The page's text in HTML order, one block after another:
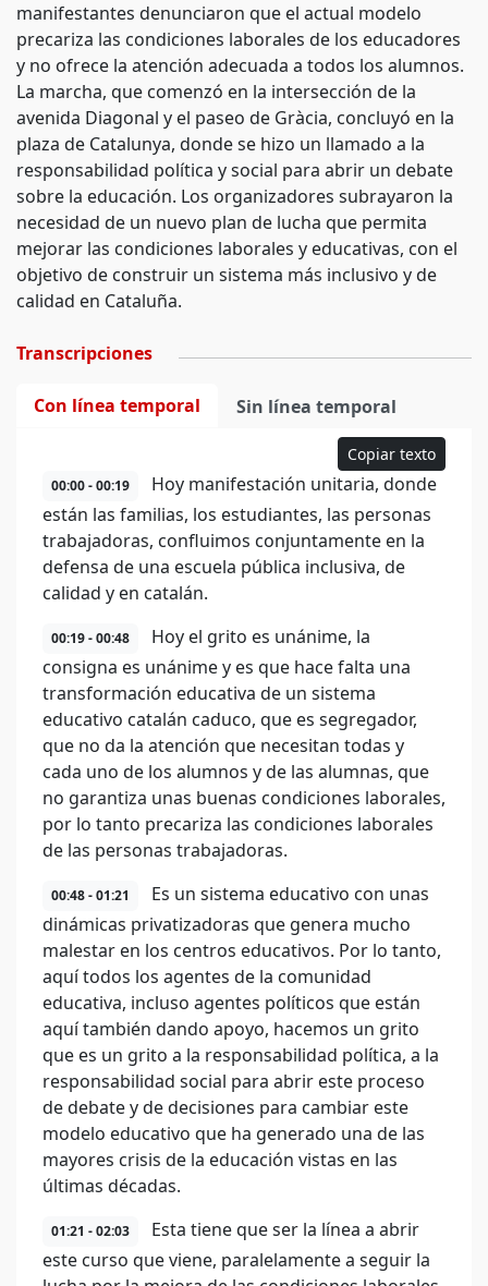
manifestantes denunciaron que el actual modelo
precariza las condiciones laborales de los educadores
y no ofrece la atención adecuada a todos los alumnos.
La marcha, que comenzó en la intersección de la
avenida Diagonal y el paseo de Gràcia, concluyó en la
plaza de Catalunya, donde se hizo un llamado a la
responsabilidad política y social para abrir un debate
sobre la educación. Los organizadores subrayaron la
necesidad de un nuevo plan de lucha que permita
mejorar las condiciones laborales y educativas, con el
objetivo de construir un sistema más inclusivo y de
calidad en Cataluña.
Transcripciones
Con línea temporal Sin línea temporal
Copiar texto
00:00 - 00:19
Hoy manifestación unitaria, donde
están las familias, los estudiantes, las personas
trabajadoras, confluimos conjuntamente en la
defensa de una escuela pública inclusiva, de
calidad y en catalán.
00:19 - 00:48
Hoy el grito es unánime, la
consigna es unánime y es que hace falta una
transformación educativa de un sistema
educativo catalán caduco, que es segregador,
que no da la atención que necesitan todas y
cada uno de los alumnos y de las alumnas, que
no garantiza unas buenas condiciones laborales,
por lo tanto precariza las condiciones laborales
de las personas trabajadoras.
00:48 - 01:21
Es un sistema educativo con unas
dinámicas privatizadoras que genera mucho
malestar en los centros educativos. Por lo tanto,
aquí todos los agentes de la comunidad
educativa, incluso agentes políticos que están
aquí también dando apoyo, hacemos un grito
que es un grito a la responsabilidad política, a la
responsabilidad social para abrir este proceso
de debate y de decisiones para cambiar este
modelo educativo que ha generado una de las
mayores crisis de la educación vistas en las
últimas décadas.
01:21 - 02:03
Esta tiene que ser la línea a abrir
este curso que viene, paralelamente a seguir la